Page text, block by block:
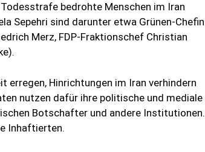
bedrohte Menschen im Iran
Sepehri sind darunter etwa Grünen-Chefin
Merz, FDP-Fraktionschef Christian
Hinrichtungen im Iran verhindern
nutzen dafür ihre politische und mediale
Botschafter und andere Institutionen.
Inhaftierten.